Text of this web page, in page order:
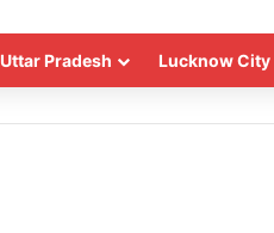
Uttar Pradesh Lucknow City